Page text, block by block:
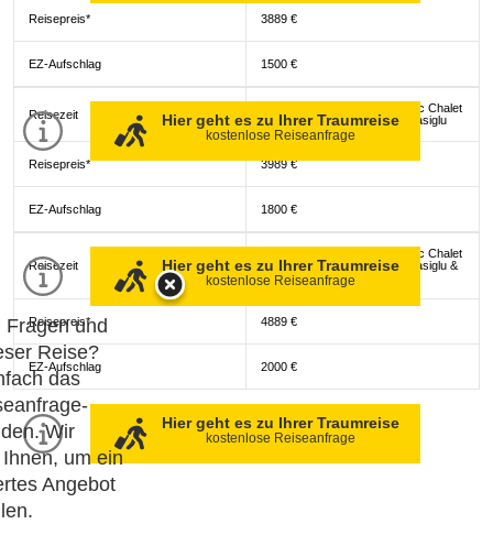
Reisepreis* 3889 €
EZ-Aufschlag 1500 €
Hier geht es zu Ihrer Traumreise
kostenlose Reiseanfrage
Reisezeit
01.02.-07.03. mit Flug im Arctic Chalet
mit Sauna & Kamin/Aurora Glasiglu
Reisepreis* 3989 €
EZ-Aufschlag 1800 €
Hier geht es zu Ihrer Traumreise
kostenlose Reiseanfrage
Reisezeit
17.12.-31.12. mit Flug im Arctic Chalet
mit Sauna & Kamin/Aurora Glasiglu &
Festessen
Reisepreis* 4889 €
EZ-Aufschlag 2000 €
Hier geht es zu Ihrer Traumreise
kostenlose Reiseanfrage
und
Reise?
das
Wir
um ein
Angebot